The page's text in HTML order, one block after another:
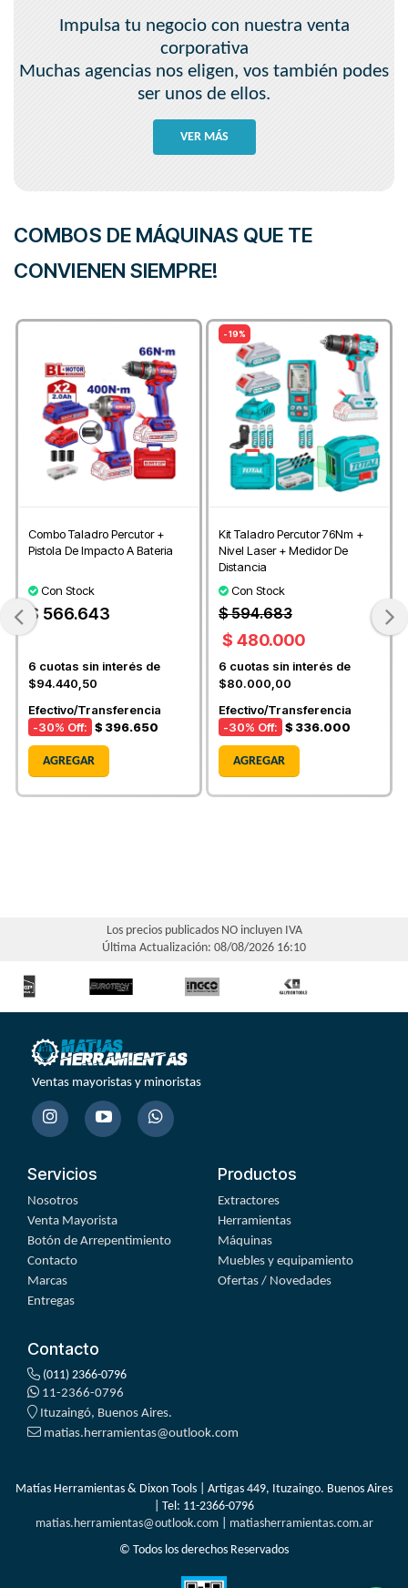
Impulsa tu negocio con nuestra venta
corporativa
Muchas agencias nos eligen, vos también podes
ser unos de ellos.
VER MÁS
COMBOS DE MÁQUINAS QUE TE
CONVIENEN SIEMPRE!
Combo Taladro Percutor +
Pistola De Impacto A Bateria
Con Stock
$ 566.643
6 cuotas sin interés de
$94.440,50
Efectivo/Transferencia
-30% Off: $ 396.650
AGREGAR
- 19%
Kit Taladro Percutor 76Nm +
Nivel Laser + Medidor De
Distancia
Con Stock
$ 594.683
$ 480.000
6 cuotas sin interés de
$80.000,00
Efectivo/Transferencia
-30% Off: $ 336.000
AGREGAR
Los precios publicados NO incluyen IVA
Última Actualización: 08/08/2026 16:10
Ventas mayoristas y minoristas
Servicios
Nosotros
Venta Mayorista
Botón de Arrepentimiento
Contacto
Marcas
Entregas
Productos
Extractores
Herramientas
Máquinas
Muebles y equipamiento
Ofertas / Novedades
Contacto
(011) 2366-0796
11-2366-0796
Ituzaingó, Buenos Aires.
matias.herramientas@outlook.com
Matías Herramientas & Dixon Tools | Artigas 449, Ituzaingo. Buenos Aires
| Tel: 11-2366-0796
matias.herramientas@outlook.com| matiasherramientas.com.ar
© Todos los derechos Reservados